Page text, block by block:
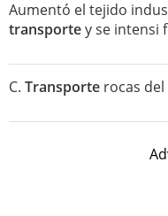
Aumentó el tejido
transportey se intensi
C. Transporte rocas del